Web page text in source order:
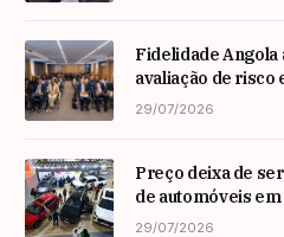
Fidelidade
avaliação de risco
29/07/2026
Preço deixa de
de automóveis
29/07/2026